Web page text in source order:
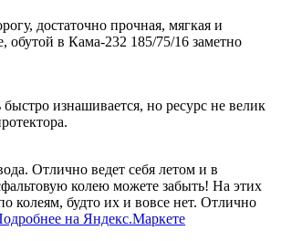
достаточно прочная, мягкая и
обутой в Кама-232 185/75/16 заметно
быстро изнашивается, но ресурс не велик
Отлично ведет себя летом и в
колею можете забыть! На этих
колеям, будто их и вовсе нет. Отлично
на Яндекс.Маркете